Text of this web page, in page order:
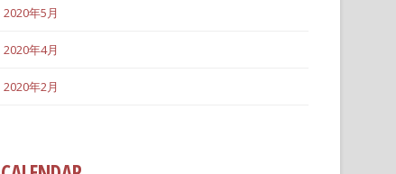
2020年5月
2020年4月
2020年2月